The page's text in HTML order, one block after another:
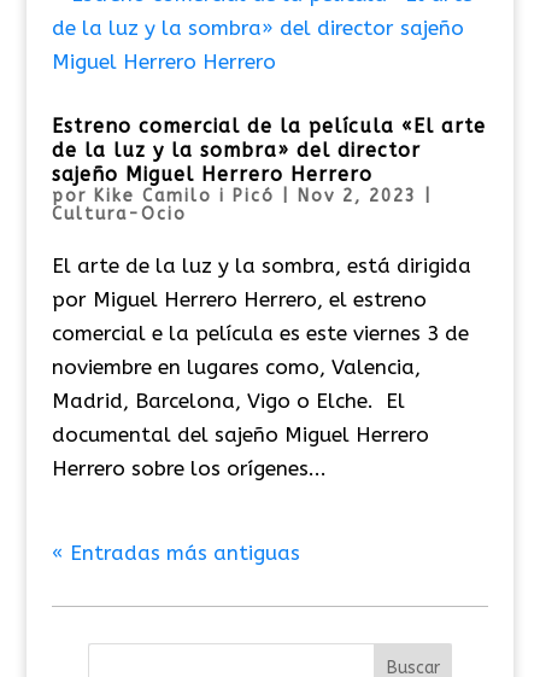
Estreno comercial de la película «El arte
de la luz y la sombra» del director
sajeño Miguel Herrero Herrero
por Kike Camilo i Picó Nov 2, 2023
Cultura-Ocio
El arte de la luz y la sombra, está dirigida
por Miguel Herrero Herrero, el estreno
comercial e la película es este viernes 3 de
noviembre en lugares como, Valencia,
Madrid, Barcelona, Vigo o Elche. El
documental del sajeño Miguel Herrero
Herrero sobre los orígenes...
« Entradas más antiguas